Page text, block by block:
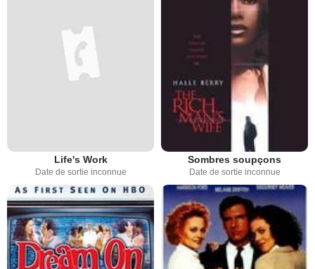
Life's Work
Date de sortie inconnue
Sombres soupçons
Date de sortie inconnue